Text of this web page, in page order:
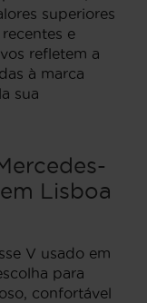
superiores
e
refletem a
à marca
sua
Lisboa
V usado em
para
confortável